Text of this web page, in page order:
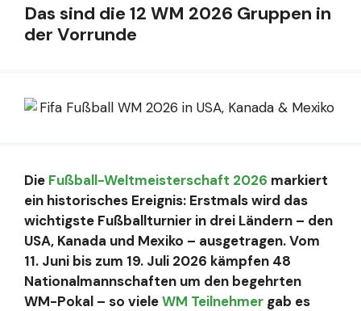
Das sind die 12 WM 2026 Gruppen in
der Vorrunde
Die Fußball-Weltmeisterschaft 2026 markiert
ein historisches Ereignis: Erstmals wird das
wichtigste Fußballturnier in drei Ländern – den
USA, Kanada und Mexiko – ausgetragen. Vom
11. Juni bis zum 19. Juli 2026 kämpfen 48
Nationalmannschaften um den begehrten
WM-Pokal – so vieleWM Teilnehmer gab es